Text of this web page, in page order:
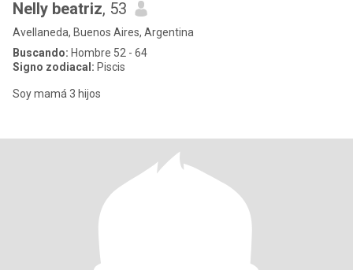
Nelly beatriz, 53
Avellaneda, Buenos Aires, Argentina
Buscando: Hombre 52 - 64
Signo zodiacal: Piscis
Soy mamá 3 hijos